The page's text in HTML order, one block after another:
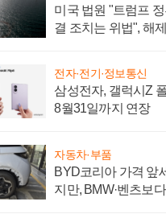
미국 법원 "트럼프
결 조치는 위법", 해
전자·전기·정보통신
삼성전자, 갤럭시Z
8월31일까지 연장
자동차·부품
BYD코리아 가격 앞
지만, BMW·벤츠보